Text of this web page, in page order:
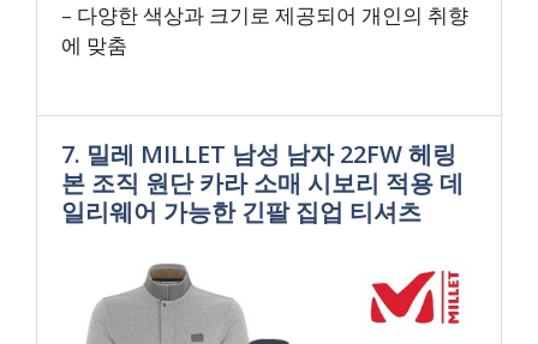
– 다양한 색상과 크기로 제공되어 개인의 취향
에 맞춤
7. 밀레 MILLET 남성 남자 22FW 헤링
본 조직 원단 카라 소매 시보리 적용 데
일리웨어 가능한 긴팔 집업 티셔츠